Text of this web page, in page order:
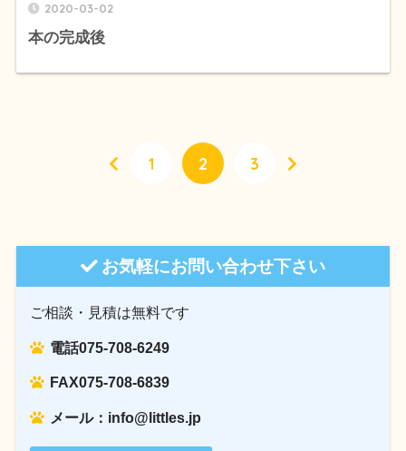
2020-03-02
本の完成後
1 2 3
お気軽にお問い合わせ下さい
ご相談・見積は無料です
電話075-708-6249
FAX075-708-6839
メール：info@littles.jp